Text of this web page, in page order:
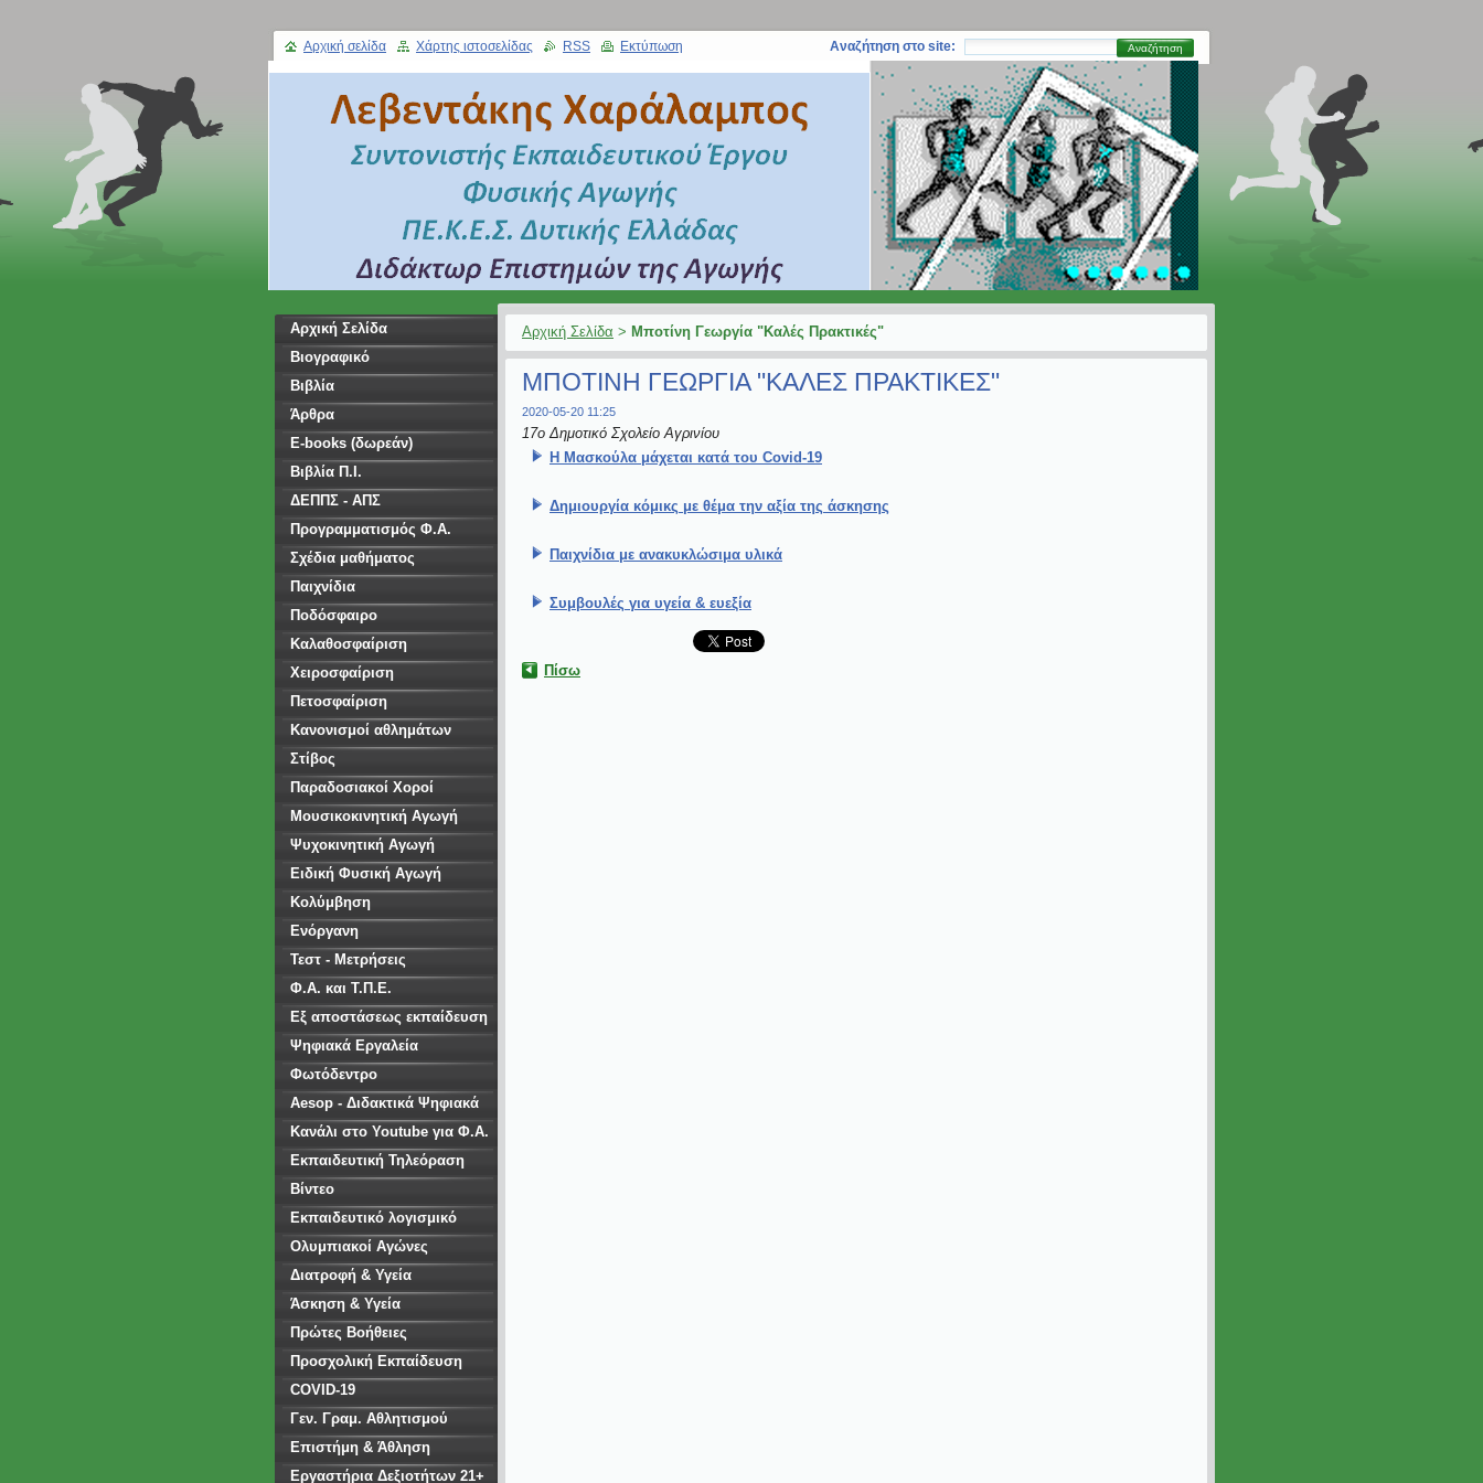
Αρχική Σελίδα > Μποτίνη Γεωργία "Καλές Πρακτικές"
ΜΠΟΤΊΝΗ ΓΕΩΡΓΊΑ "ΚΑΛΈΣ ΠΡΑΚΤΙΚΈΣ"
2020-05-20 11:25
17ο Δημοτικό Σχολείο Αγρινίου
Η Μασκούλα μάχεται κατά του Covid-19
Δημιουργία κόμικς με θέμα την αξία της άσκησης
Παιχνίδια με ανακυκλώσιμα υλικά
Συμβουλές για υγεία & ευεξία
Πίσω
Αρχική Σελίδα
Βιογραφικό
Βιβλία
Άρθρα
E-books (δωρεάν)
Βιβλία Π.Ι.
ΔΕΠΠΣ - ΑΠΣ
Προγραμματισμός Φ.Α.
Σχέδια μαθήματος
Παιχνίδια
Ποδόσφαιρο
Καλαθοσφαίριση
Χειροσφαίριση
Πετοσφαίριση
Κανονισμοί αθλημάτων
Στίβος
Παραδοσιακοί Χοροί
Μουσικοκινητική Αγωγή
Ψυχοκινητική Αγωγή
Ειδική Φυσική Αγωγή
Κολύμβηση
Ενόργανη
Τεστ - Μετρήσεις
Φ.Α. και Τ.Π.Ε.
Εξ αποστάσεως εκπαίδευση
Ψηφιακά Εργαλεία
Φωτόδεντρο
Aesop - Διδακτικά Ψηφιακά
Σενάρια
Κανάλι στο Youtube για Φ.Α.
Εκπαιδευτική Τηλεόραση
Βίντεο
Εκπαιδευτικό λογισμικό
Ολυμπιακοί Αγώνες
Διατροφή & Υγεία
Άσκηση & Υγεία
Πρώτες Βοήθειες
Προσχολική Εκπαίδευση
COVID-19
Γεν. Γραμ. Αθλητισμού
Επιστήμη & Άθληση
Εργαστήρια Δεξιοτήτων 21+
Αρχική σελίδα Χάρτης ιστοσελίδας RSS Εκτύπωση Αναζήτηση στο site: Αναζήτηση